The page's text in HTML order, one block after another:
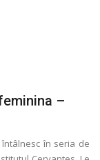
–
în seria de